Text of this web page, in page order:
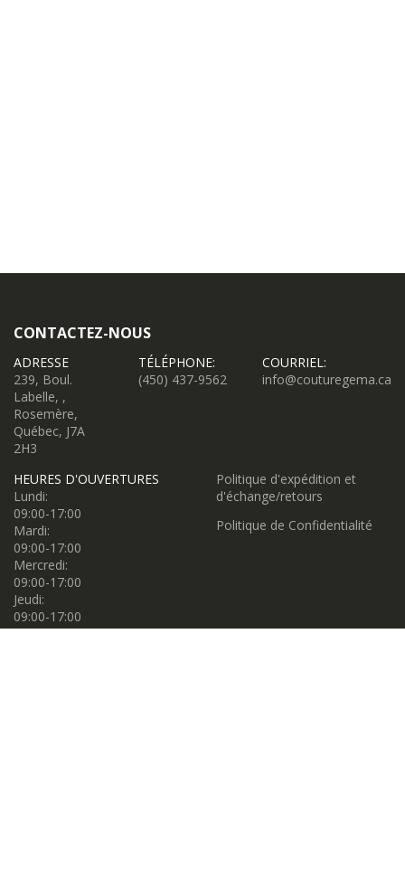
CONTACTEZ-NOUS
ADRESSE
239, Boul.
Labelle, ,
Rosemère,
Québec, J7A
2H3
TÉLÉPHONE:
(450) 437-9562
COURRIEL:
info@couturegema.ca
HEURES D'OUVERTURES
Lundi:
09:00-17:00
Mardi:
09:00-17:00
Mercredi:
09:00-17:00
Jeudi:
09:00-17:00
Vendredi:
Politique d'expédition et
d'échange/retours
Politique de Confidentialité